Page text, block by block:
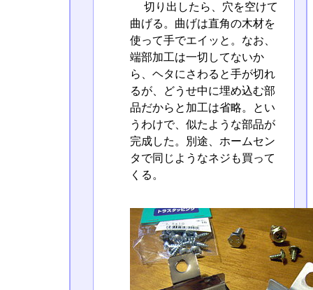
切り出したら、穴を空けて
曲げる。曲げは直角の木材を
使って手でエイッと。なお、
端部加工は一切してないか
ら、ヘタにさわると手が切れ
るが、どうせ中に埋め込む部
品だからと加工は省略。とい
うわけで、似たような部品が
完成した。別途、ホームセン
タで同じようなネジも買って
くる。